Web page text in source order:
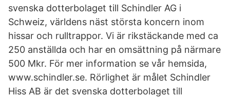
svenska dotterbolaget till Schindler AG i
Schweiz, världens näst största koncern inom
hissar och rulltrappor. Vi är rikstäckande med ca
250 anställda och har en omsättning på närmare
500 Mkr. För mer information se vår hemsida,
www.schindler.se. Rörlighet är målet Schindler
Hiss AB är det svenska dotterbolaget till